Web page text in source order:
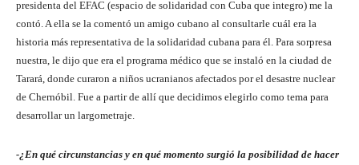
presidenta del EFAC (espacio de solidaridad con Cuba que integro) me la
contó. A ella se la comentó un amigo cubano al consultarle cuál era la
historia más representativa de la solidaridad cubana para él. Para sorpresa
nuestra, le dijo que era el programa médico que se instaló en la ciudad de
Tarará, donde curaron a niños ucranianos afectados por el desastre nuclear
de Chernóbil. Fue a partir de allí que decidimos elegirlo como tema para
desarrollar un largometraje.
-¿En qué circunstancias y en qué momento surgió la posibilidad de hacer